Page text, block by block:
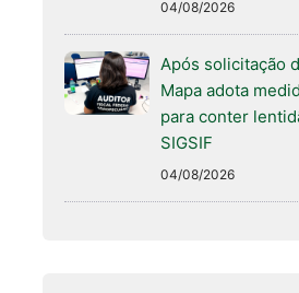
04/08/2026
Após solicitação
Mapa adota
para conter
SIGSIF
04/08/2026